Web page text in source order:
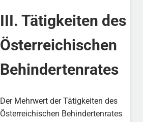
III. Tätigkeiten des
Österreichischen
Behindertenrates
Der Mehrwert der Tätigkeiten des
Österreichischen Behindertenrates